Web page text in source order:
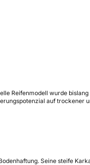
Reifenmodell wurde
auf
Seine steife